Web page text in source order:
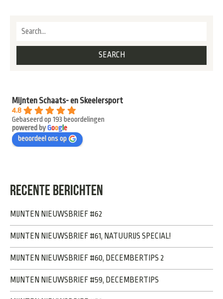
Mijnten Schaats- en Skeelersport
4.8
Gebaseerd op 193 beoordelingen
powered byGooge
beoordeel ons op
RECENTE BERICHTEN
MIJNTEN NIEUWSBRIEF #62
MIJNTEN NIEUWSBRIEF #61, NATUURIJS SPECIAL!
MIJNTEN NIEUWSBRIEF #60, DECEMBERTIPS 2
MIJNTEN NIEUWSBRIEF #59, DECEMBERTIPS